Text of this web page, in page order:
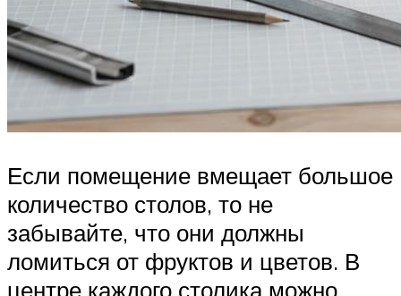
Если помещение вмещает большое
количество столов, то не
забывайте, что они должны
ломиться от фруктов и цветов. В
центре каждого столика можно